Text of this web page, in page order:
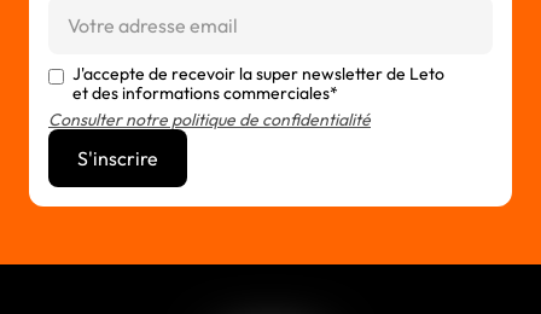
J'accepte de recevoir la super newsletter de Leto
et des informations commerciales*
Consulter notre politique de confidentialité